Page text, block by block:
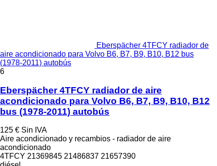
Eberspächer 4TFCY radiador de
aire acondicionado para Volvo B6, B7, B9, B10, B12 bus
(1978-2011) autobús
6
Eberspächer 4TFCY radiador de aire
acondicionado para Volvo B6, B7, B9, B10, B12
bus (1978-2011) autobús
125 € Sin IVA
Aire acondicionado y recambios - radiador de aire
acondicionado
4TFCY 21369845 21486837 21657390